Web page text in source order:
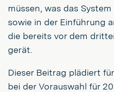
müssen, was das
sowie in der Einführung
die bereits vor dem
gerät.
Dieser Beitrag plädiert
bei der Vorauswahl für